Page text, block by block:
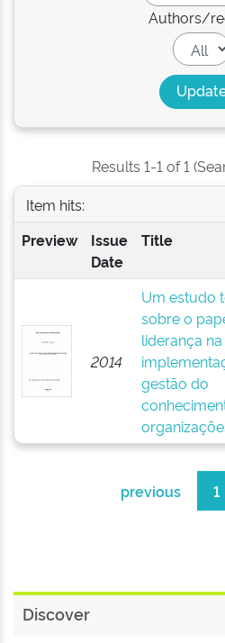
Authors/
Results 1-1 of 1
Item hits:
Preview
Issue
Date
Title
2014
Um estudo
sobre o
liderança na
gestão do
previous 1
Discover